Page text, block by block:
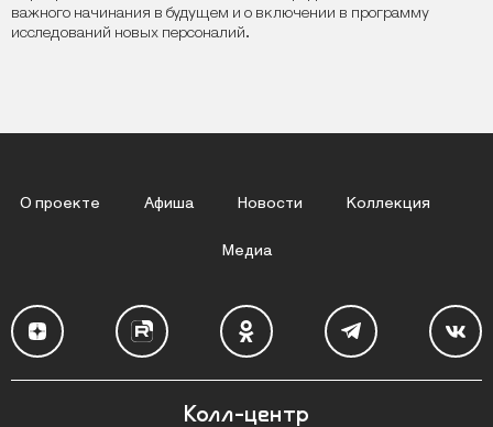
важного начинания в будущем и о включении в программу
исследований новых персоналий.
О проекте Афиша Новости Коллекция
Медиа
Колл-центр